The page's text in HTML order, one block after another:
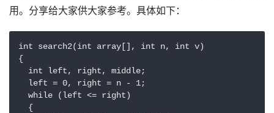
用。分享给大家供大家参考。具体如下：
int search2(int array[], int n, int v)
{
  int left, right, middle;
  left = 0, right = n - 1;
  while (left <= right)
  {